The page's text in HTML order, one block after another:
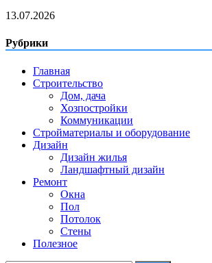
13.07.2026
Рубрики
Главная
Строительство
Дом, дача
Хозпостройки
Коммуникации
Стройматериалы и оборудование
Дизайн
Дизайн жилья
Ландшафтный дизайн
Ремонт
Окна
Пол
Потолок
Стены
Полезное